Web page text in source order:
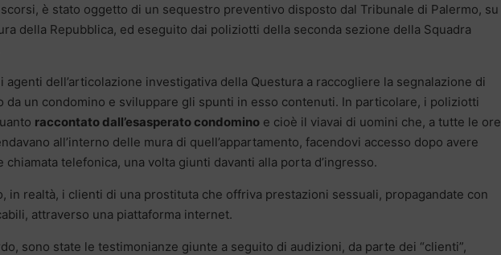
è stato oggetto di un sequestro preventivo disposto dal Tribunale di Palermo, su
della Repubblica, ed eseguito dai poliziotti della seconda sezione della Squadra
agenti dell’articolazione investigativa della Questura a raccogliere la segnalazione di
da un condomino e sviluppare gli spunti in esso contenuti. In particolare, i poliziotti
raccontato dall’esasperato condomino e cioè il viavai di uomini che, a tutte le ore
all’interno delle mura di quell’appartamento, facendovi accesso dopo avere
chiamata telefonica, una volta giunti davanti alla porta d’ingresso.
in realtà, i clienti di una prostituta che offriva prestazioni sessuali, propagandate con
attraverso una piattaforma internet.
sono state le testimonianze giunte a seguito di audizioni, da parte dei “clienti”,